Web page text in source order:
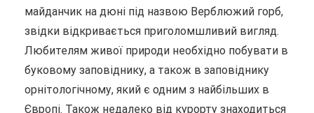
майданчик на дюні під назвою Верблюжий горб,
звідки відкривається приголомшливий вигляд.
Любителям живої природи необхідно побувати в
буковому заповіднику, а також в заповіднику
орнітологічному, який є одним з найбільших в
Європі. Також недалеко від курорту знаходиться